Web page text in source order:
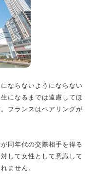
ならないようにならない
になるまでは遠慮してほ
フランスはペアリングが
同年代の交際相手を得る
して女性として意識して
ません。